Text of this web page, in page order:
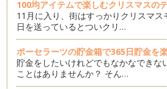
100均アイテムで楽しむクリスマスの
11月に入り、街はすっかりクリスマ
日を送っているとついクリ…
ポーセラーツの貯金箱で365日貯金を
貯金をしたいけれどでもなかなでき
ことはありませんか？ そん…